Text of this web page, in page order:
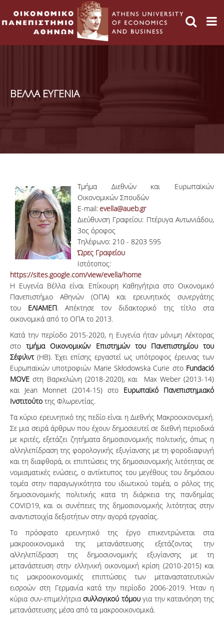
ΒΕΛΛΑ ΕΥΓΕΝΙΑ
Τμήμα Διεθνών και Ευρωπαϊκών
Οικονομικών Σπουδών
E-mail:evella@aueb.gr
Διεύθυνση Γραφείου: Πτέρυγα Αντωνιάδου,
3ος όροφος
Τηλέφωνο: 210 - 8203 595
Ώρες Γραφείου
Ιστότοπος:
https://sites.google.com/view/evella/home
Η Ευγενία Βέλλα είναι Επίκουρη Καθηγήτρια στο Οικονομικό
Πανεπιστήμιο Αθηνών (ΟΠΑ) και ερευνητικός συνεργάτης
του ΕΛΙΑΜΕΠ. Απέκτησε τον διδακτορικό της τίτλο στα
οικονομικά από το ΟΠΑ το 2013.
Κατά την περίοδο 2015-2020, η Ευγενία ήταν μόνιμη Λέκτορας
στοτμήμα Οικονομικών Επιστημών του Πανεπιστημίου του
Σέφιλντ(ΗΒ). Έχει επίσης εργαστεί ως υπότροφος έρευνας των
Ευρωπαϊκών υποτροφιών Marie Skłodowska Curie στο Fundació
MOVE στη Βαρκελώνη (2018-2020), και Max Weber (2013-14)
και Jean Monnet (2014-15) στο Ευρωπαϊκό Πανεπιστημιακό
Ινστιτούτο της Φλωρεντίας.
Τα κύριο ερευνητικό της πεδίο είναι η Διεθνής Μακροοικονομική.
Σε μια σειρά άρθρων που έχουν δημοσιευτεί σε διεθνή περιοδικά
με κριτές, εξετάζει ζητήματα δημοσιονομικής πολιτικής, όπως η
αλληλεπίδραση της φορολογικής εξυγίανσης με τη φοροδιαφυγή
και τη διαφθορά, οι επιπτώσεις της δημοσιονομικής λιτότητας σε
νομισματικές ενώσεις, ο αντίκτυπος του μεγέθους του δημόσιου
τομέα στην παραγωγικότητα του ιδιωτικού τομέα, ο ρόλος της
δημοσιονομικής πολιτικής κατα τη διάρκεια της πανδημίας
COVID19, και οι συνέπειες της δημοσιονομικής λιτότητας στην
αναντιστοιχία δεξιοτήτων στην αγορά εργασίας.
Το πρόσφατο ερευνητικό της έργο επικεντρώνεται στα
μακροοικονομικά της μετανάστευσης εξετάζοντας την
αλληλεπίδραση της δημοσιονομικής εξυγίανσης με τη
μετανάστευση στην ελληνική οικονομική κρίση (2010-2015) και
τις μακροοικονομικές επιπτώσεις των μεταναστατευτικών
εισροών στη Γερμανία κατά την περίοδο 2006-2019. Ήταν η
κύρια συν-επιμελήτριασυλλογικού τόμουγια την κατανόηση της
μετανάστευσης μέσα από τα μακροοικονομικά.